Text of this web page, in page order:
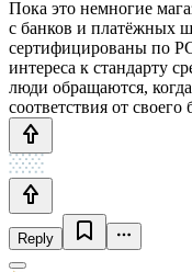
Пока это немногие
с банков и платёжных
сертифицированы по
интереса к стандарту
люди обращаются,
соответствия от своего
Reply